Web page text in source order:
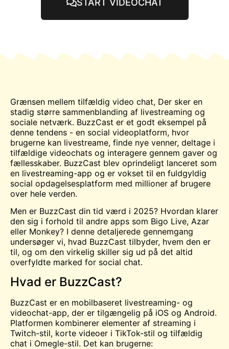
START VIDEOCHAT
Grænsen mellem tilfældig video chat, Der sker en
stadig større sammenblanding af livestreaming og
sociale netværk. BuzzCast er et godt eksempel på
denne tendens - en social videoplatform, hvor
brugerne kan livestreame, finde nye venner, deltage i
tilfældige videochats og interagere gennem gaver og
fællesskaber. BuzzCast blev oprindeligt lanceret som
en livestreaming-app og er vokset til en fuldgyldig
social opdagelsesplatform med millioner af brugere
over hele verden.
Men er BuzzCast din tid værd i 2025? Hvordan klarer
den sig i forhold til andre apps som Bigo Live, Azar
eller Monkey? I denne detaljerede gennemgang
undersøger vi, hvad BuzzCast tilbyder, hvem den er
til, og om den virkelig skiller sig ud på det altid
overfyldte marked for social chat.
Hvad er BuzzCast?
BuzzCast er en mobilbaseret livestreaming- og
videochat-app, der er tilgængelig på iOS og Android.
Platformen kombinerer elementer af streaming i
Twitch-stil, korte videoer i TikTok-stil og tilfældig
chat i Omegle-stil. Det kan brugerne: